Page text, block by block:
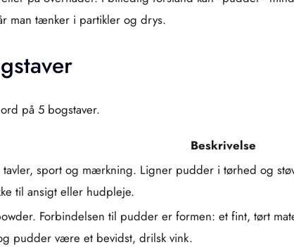
man tænker i partikler og drys.
på 5 bogstaver.
Beskrivelse
sport og mærkning. Ligner pudder i tørhed og
til ansigt eller hudpleje.
Forbindelsen til pudder er formen: et fint, tørt
pudder være et bevidst, drilsk vink.